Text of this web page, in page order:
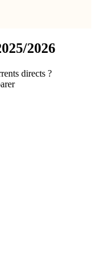
2026
directs ?